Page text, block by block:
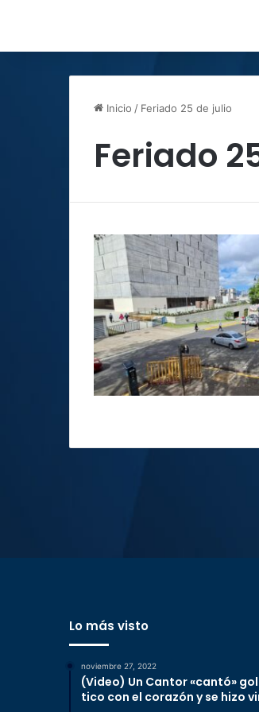
Inicio / Feriado 25 de julio
Feriado
Lo más visto
noviembre 27, 2022
(Video) Un Cantor «cantó» gol
tico con el corazón y se hizo